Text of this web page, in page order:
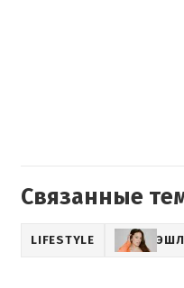
Связанные
LIFESTYLE